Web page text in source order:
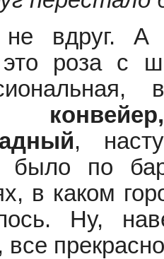
вдруг. А
это роза с
,
было по
в каком
Hу,